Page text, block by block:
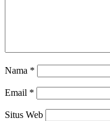
Nama *
Email *
Situs Web